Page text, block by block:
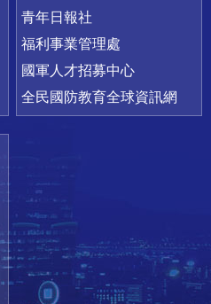
青年日報社
福利事業管理處
國軍人才招募中心
全民國防教育全球資訊網